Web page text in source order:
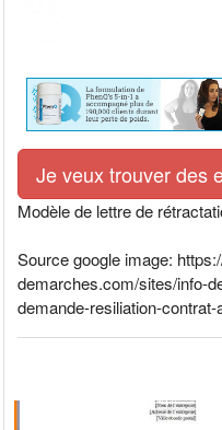
Je veux trouver des
Modèle de lettre de
Source google image:
demarches.com/sites/info-
demande-resiliation-